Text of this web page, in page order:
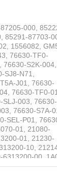
000,
85291-87703-
1556082,
76630-TF0-
S2K-004,
N71,
J01, 76630-
76630-TF0-
SLJ-003, 76630-
76630-S7A-
SEL-P01,
01, 21080-
01, 21230-
10,
00,
67-330A,